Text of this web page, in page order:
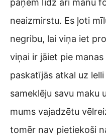
paņem līdz arī manu
neaizmirstu. Es ļoti
negribu, lai viņa iet
viņai ir jāiet pie manas
paskatījās atkal uz
sameklēju savu maku
mums vajadzētu
tomēr nav pietiekoši